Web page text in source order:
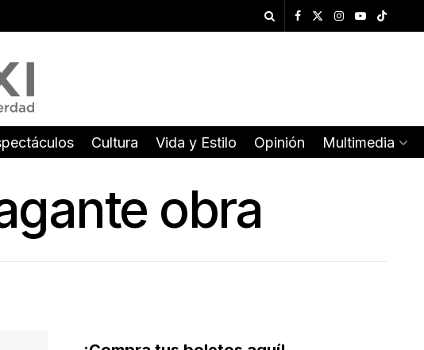
Cultura Vida y Estilo Opinión Multimedia
obra